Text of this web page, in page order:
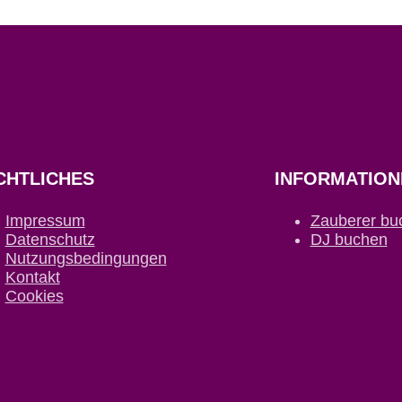
Impressum
Datenschutz
Nutzungsbedingungen
Kontakt
Cookies
Zauberer
DJ buchen